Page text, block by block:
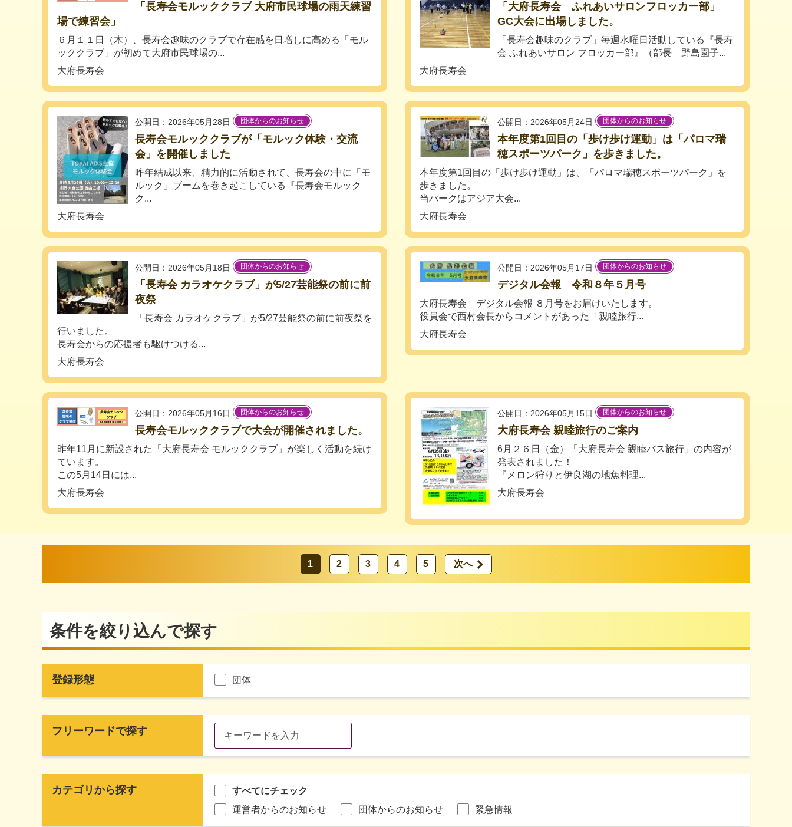
「長寿会モルッククラブ 大府市民球場の雨天練習
場で練習会」
６月１１日（木）、長寿会趣味のクラブで存在感を日増しに高める「モル
ッククラブ」が初めて大府市民球場の...
大府長寿会
「大府長寿会 ふれあいサロンフロッカー部」
GC大会に出場しました。
「長寿会趣味のクラブ」毎週水曜日活動している『長寿
会 ふれあいサロン フロッカー部』（部長 野島園子...
大府長寿会
公開日：2026年05月28日 団体からのお知らせ
長寿会モルッククラブが「モルック体験・交流
会」を開催しました
昨年結成以来、精力的に活動されて、長寿会の中に「モ
ルック」ブームを巻き起こしている『長寿会モルック
ク...
大府長寿会
公開日：2026年05月24日 団体からのお知らせ
本年度第1回目の「歩け歩け運動」は「パロマ瑞
穂スポーツパーク」を歩きました。
本年度第1回目の「歩け歩け運動」は、「パロマ瑞穂スポーツパーク」を
歩きました。
当パークはアジア大会...
大府長寿会
公開日：2026年05月18日 団体からのお知らせ
「長寿会 カラオケクラブ」が5/27芸能祭の前に前
夜祭
「長寿会 カラオケクラブ」が5/27芸能祭の前に前夜祭を
行いました。
長寿会からの応援者も駆けつける...
大府長寿会
公開日：2026年05月17日 団体からのお知らせ
デジタル会報 令和８年５月号
大府長寿会 デジタル会報 ８月号をお届けいたします。
役員会で西村会長からコメントがあった「親睦旅行...
大府長寿会
公開日：2026年05月16日 団体からのお知らせ
長寿会モルッククラブで大会が開催されました。
昨年11月に新設された「大府長寿会 モルッククラブ」が楽しく活動を続け
ています。
この5月14日には...
大府長寿会
公開日：2026年05月15日 団体からのお知らせ
大府長寿会 親睦旅行のご案内
6月２６日（金）「大府長寿会 親睦バス旅行」の内容が
発表されました！
『メロン狩りと伊良湖の地魚料理...
大府長寿会
1 2 3 4 5 次へ
条件を絞り込んで探す
登録形態 団体
フリーワードで探す
カテゴリから探す
すべてにチェック
運営者からのお知らせ
団体からのお知らせ 緊急情報